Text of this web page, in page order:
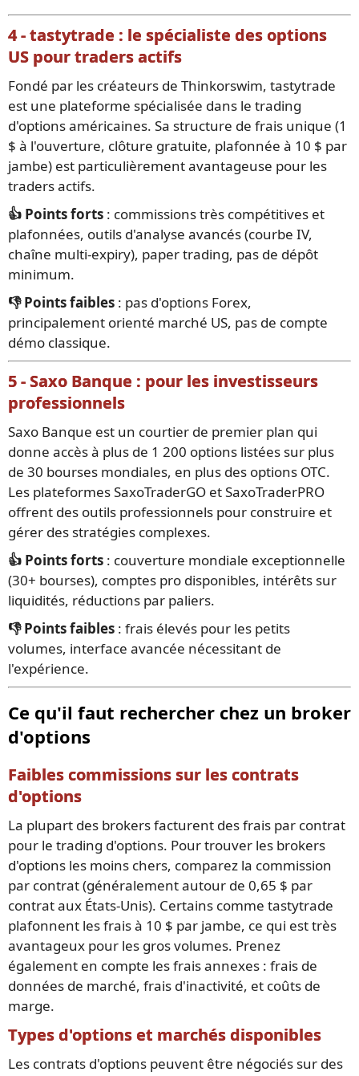
4 - tastytrade : le spécialiste des options
US pour traders actifs
Fondé par les créateurs de Thinkorswim, tastytrade
est une plateforme spécialisée dans le trading
d'options américaines. Sa structure de frais unique (1
$ à l'ouverture, clôture gratuite, plafonnée à 10 $ par
jambe) est particulièrement avantageuse pour les
traders actifs.
👍 Points forts : commissions très compétitives et
plafonnées, outils d'analyse avancés (courbe IV,
chaîne multi-expiry), paper trading, pas de dépôt
minimum.
👎 Points faibles : pas d'options Forex,
principalement orienté marché US, pas de compte
démo classique.
5 - Saxo Banque : pour les investisseurs
professionnels
Saxo Banque est un courtier de premier plan qui
donne accès à plus de 1 200 options listées sur plus
de 30 bourses mondiales, en plus des options OTC.
Les plateformes SaxoTraderGO et SaxoTraderPRO
offrent des outils professionnels pour construire et
gérer des stratégies complexes.
👍 Points forts : couverture mondiale exceptionnelle
(30+ bourses), comptes pro disponibles, intérêts sur
liquidités, réductions par paliers.
👎 Points faibles : frais élevés pour les petits
volumes, interface avancée nécessitant de
l'expérience.
Ce qu'il faut rechercher chez un broker
d'options
Faibles commissions sur les contrats
d'options
La plupart des brokers facturent des frais par contrat
pour le trading d'options. Pour trouver les brokers
d'options les moins chers, comparez la commission
par contrat (généralement autour de 0,65 $ par
contrat aux États-Unis). Certains comme tastytrade
plafonnent les frais à 10 $ par jambe, ce qui est très
avantageux pour les gros volumes. Prenez
également en compte les frais annexes : frais de
données de marché, frais d'inactivité, et coûts de
marge.
Types d'options et marchés disponibles
Les contrats d'options peuvent être négociés sur des